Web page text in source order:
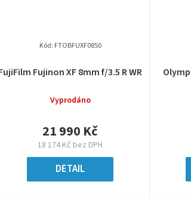
Fujinon XF 8mm f/3.5 R WR
Vyprodáno
18 174 Kč bez DPH
21 990 Kč
DETAIL
Kód: FTOBFUXF0850